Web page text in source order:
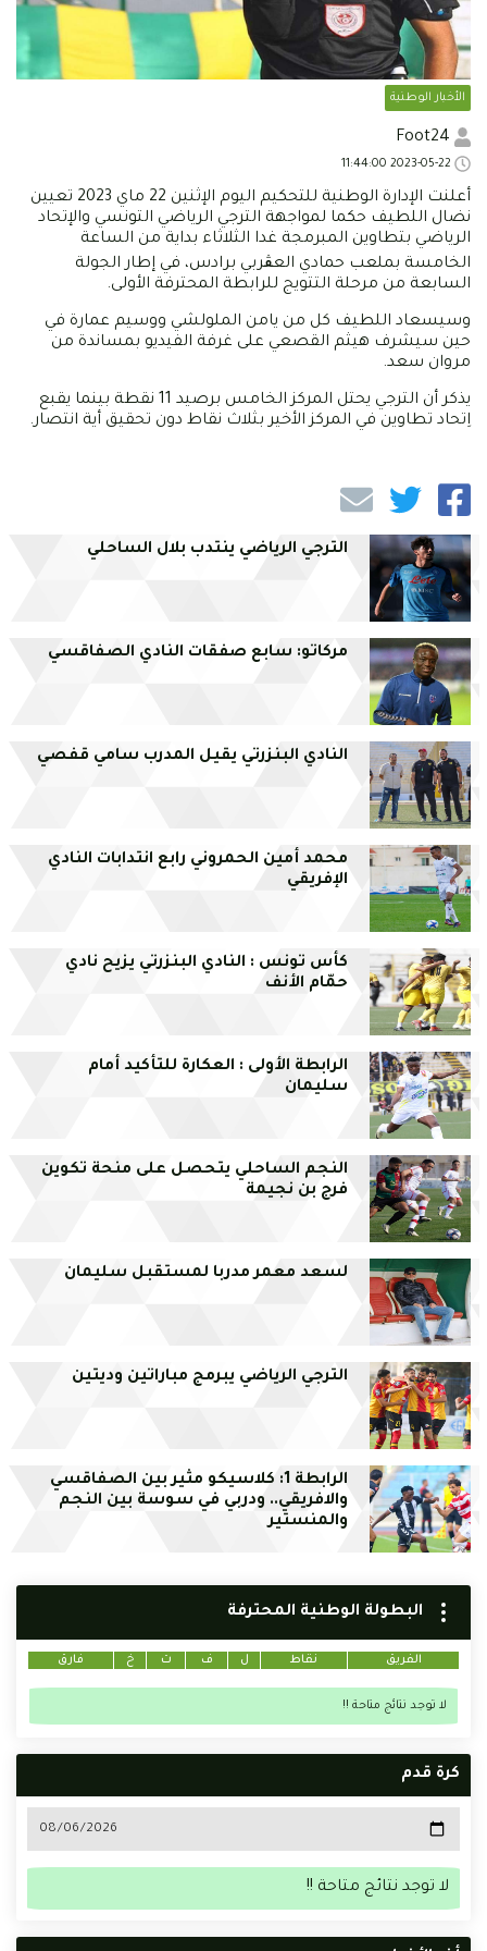
الأخبار الوطنية
أعلنت الإدارة الوطنية للتحكيم اليوم الإثنين 22 ماي 2023 تعيين
نضال اللطيف حكما لمواجهة الترجي الرياضي التونسي والإتحاد
الرياضي بتطاوين المبرمجة غدا الثلاثاء بداية من الساعة
الخامسة بملعب حمادي العڨربي برادس، في إطار الجولة
السابعة من مرحلة التتويج للرابطة المحترفة الأولى.
وسيسعاد اللطيف كل من يامن الملولشي ووسيم عمارة في
حين سيشرف هيثم القصعي على غرفة الفيديو بمساندة من
مروان سعد.
يذكر أن الترجي يحتل المركز الخامس برصيد 11 نقطة بينما يقبع
اِتحاد تطاوين في المركز الأخير بثلاث نقاط دون تحقيق أية انتصار.
الترجي الرياضي ينتدب بلال الساحلي
مركاتو: سابع صفقات النادي الصفاقسي
النادي البنزرتي يقيل المدرب سامي قفصي
محمد أمين الحمروني رابع انتدابات النادي
الإفريقي
كأس تونس : النادي البنزرتي يزيح نادي
حمّام الأنف
الرابطة الأولى : العكارة للتأكيد أمام
سليمان
النجم الساحلي يتحصل على منحة تكوين
فرج بن نجيمة
لسعد معمر مدربا لمستقبل سليمان
الترجي الرياضي يبرمج مباراتين وديتين
الرابطة 1: كلاسيكو مثير بين الصفاقسي
والافريقي.. ودربي في سوسة بين النجم
والمنستير
البطولة الوطنية المحترفة
الفريق نقاط ل ف ت خ فارق
لا توجد نتائج متاحة !!
كرة قدم
لا توجد نتائج متاحة !!